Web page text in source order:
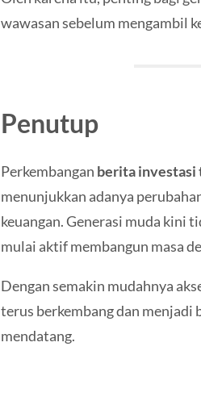
wawasan sebelum mengambil
Penutup
Perkembangan berita investasi
menunjukkan adanya
keuangan. Generasi muda kini
mulai aktif membangun masa
Dengan semakin mudahnya
terus berkembang dan menjadi
mendatang.